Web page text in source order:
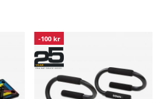
-100 kr